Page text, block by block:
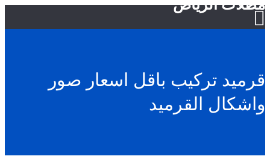
مظلات الرياض
قرميد تركيب باقل اسعار صور
واشكال القرميد